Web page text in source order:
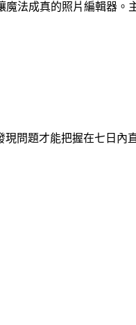
法成真的照片編輯器。
問題才能把握在七日內